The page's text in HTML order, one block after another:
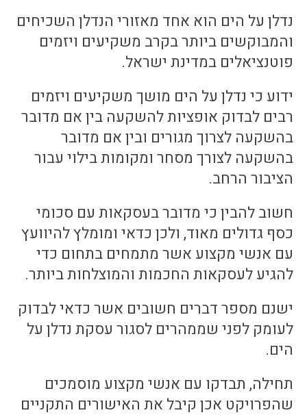
נדלן על הים הוא אחד מאזורי הנדלן השכיחים
והמבוקשים ביותר בקרב משקיעים ויזמים
פוטנציאלים במדינת ישראל.
ידוע כי נדלן על הים מושך משקיעים ויזמים
רבים לבדוק אופציות להשקעה בין אם מדובר
בהשקעה לצרוך מגורים ובין אם מדובר
בהשקעה לצורך מסחר ומקומות בילוי עבור
הציבור הרחב.
חשוב להבין כי מדובר בעסקאות עם סכומי
כסף גדולים מאוד, ולכן כדאי ומומלץ להיוועץ
עם אנשי מקצוע אשר מתמחים בתחום כדי
להגיע לעסקאות החכמות והמוצלחות ביותר.
ישנם מספר דברים חשובים אשר כדאי לבדוק
לעומק לפני שממהרים לסגור עסקת נדלן על
הים.
תחילה, תבדקו עם אנשי מקצוע מוסמכים
שהפרויקט אכן קיבל את האישורים התקניים